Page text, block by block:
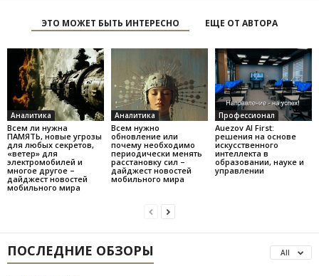
ЭТО МОЖЕТ БЫТЬ ИНТЕРЕСНО ЕЩЕ ОТ АВТОРА
Аналитика
Всем ли нужна
ПАМЯТЬ, новые угрозы
для любых секретов,
«ветер» для
электромобилей и
многое другое –
дайджест новостей
мобильного мира
Аналитика
Всем нужно
обновление или
почему необходимо
периодически менять
расстановку сил –
дайджест новостей
мобильного мира
Профессионал
Auezov AI First:
решения на основе
искусственного
интеллекта в
образовании, науке и
управлении
ПОСЛЕДНИЕ ОБЗОРЫ All